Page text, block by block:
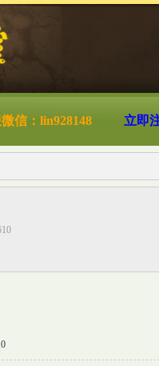
信：lin928148 立即